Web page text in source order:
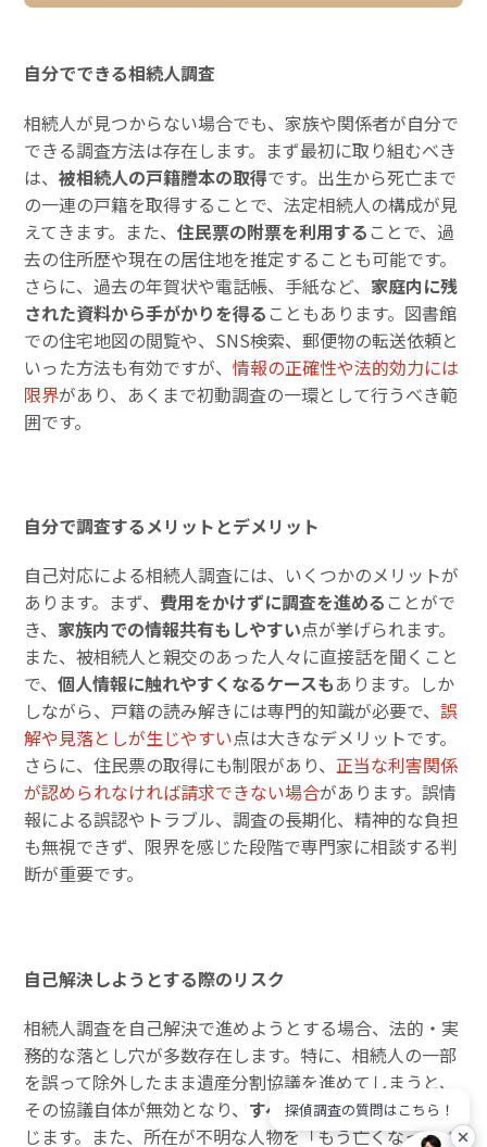
自分でできる相続人調査
相続人が見つからない場合でも、家族や関係者が自分で
できる調査方法は存在します。まず最初に取り組むべき
は、被相続人の戸籍謄本の取得です。出生から死亡まで
の一連の戸籍を取得することで、法定相続人の構成が見
えてきます。また、住民票の附票を利用する ことで、過
去の住所歴や現在の居住地を推定することも可能です。
さらに、過去の年賀状や電話帳、手紙など、 家庭内に残
された資料から手がかりを得る こともあります。図書館
での住宅地図の閲覧や、SNS検索、郵便物の転送依頼と
いった方法も有効ですが、情報の正確性や法的効力には
限界があり、あくまで初動調査の一環として行うべき範
囲です。
自分で調査するメリットとデメリット
自己対応による相続人調査には、いくつかのメリットが
あります。まず、 費用をかけずに調査を進める ことがで
き、 家族内での情報共有もしやすい点が挙げられます。
また、被相続人と親交のあった人々に直接話を聞くこと
で、個人情報に触れやすくなるケースもあります。しか
しながら、戸籍の読み解きには専門的知識が必要で、誤
解や見落としが生じやすい点は大きなデメリットです。
さらに、住民票の取得にも制限があり、正当な利害関係
が認められなければ請求できない場合があります。誤情
報による誤認やトラブル、調査の長期化、精神的な負担
も無視できず、限界を感じた段階で専門家に相談する判
断が重要です。
自己解決しようとする際のリスク
相続人調査を自己解決で進めようとする場合、法的・実
務的な落とし穴が多数存在します。特に、相続人の一部
を誤って除外したまま遺産分割協議を進めてしまうと、
その協議自体が無効となり、 すべてをやり直す必要が生
じます。また、所在が不明な人物を「もう亡くなってい
探偵調査の質問はこちら！